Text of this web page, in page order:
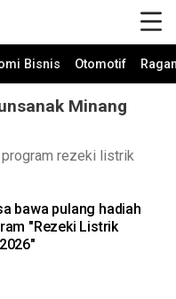
Bisnis Otomotif
Minang
rezeki listrik
bawa pulang hadiah
"Rezeki Listrik